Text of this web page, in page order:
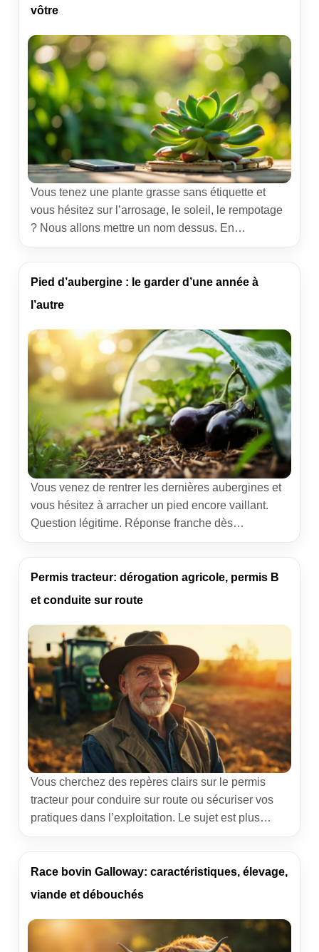
Nous parlons d’expérience terrain, celle qui se […]
vôtre
Vous tenez une plante grasse sans étiquette et
vous hésitez sur l’arrosage, le soleil, le rempotage
? Nous allons mettre un nom dessus. En
moins de 30 minutes et adopter les bons gestes
d’entretien dès aujourd’hui. Aller droit au but : les
Pied d’aubergine : le garder d’une année à
l’autre
Vous venez de rentrer les dernières aubergines et
vous hésitez à arracher un pied encore vaillant.
Question légitime. Réponse franche dès
rentable. Cela devient envisageable en climat
doux ou sous abri froid, à condition de soigner la
Permis tracteur: dérogation agricole, permis B
et conduite sur route
Vous cherchez des repères clairs sur le permis
tracteur pour conduire sur route ou sécuriser vos
pratiques dans l’exploitation. Le sujet est plus
remorques, jeunes en stage… Voici une mise au
point pragmatique, nourrie de terrain et de retours
Race bovin Galloway: caractéristiques, élevage,
viande et débouchés